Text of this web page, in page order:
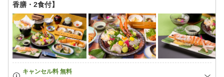
香膳・2食付】